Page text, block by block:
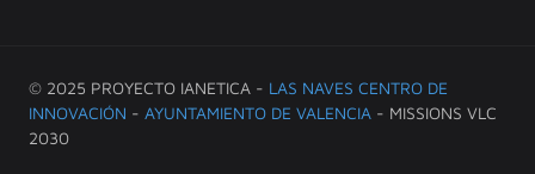
© 2025 PROYECTO IANETICA - LAS NAVES CENTRO DE
INNOVACIÓN - AYUNTAMIENTO DE VALENCIA - MISSIONS VLC
2030